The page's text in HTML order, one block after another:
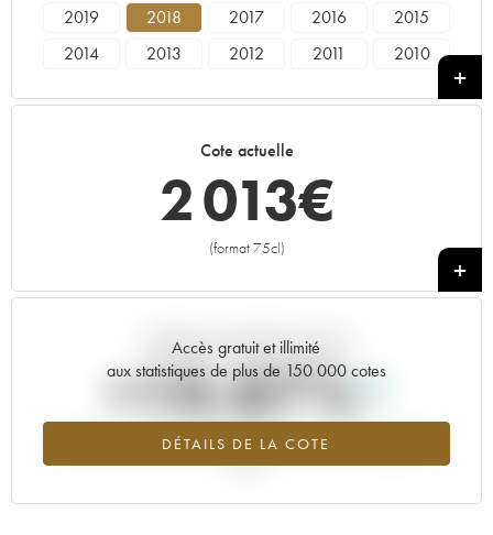
2019 2018 2017 2016
2015
2014
2013 2012 2011
2010
Cote actuelle
2 013€
(format 75cl)
+
Accès gratuit et illimité
aux statistiques de plus de 150 000 cotes
DÉTAILS DE LA COTE
Tendance actuelle de la cote
+10.87%
Tendance à la hausse du millésime 2018 en 2026 par rapport à